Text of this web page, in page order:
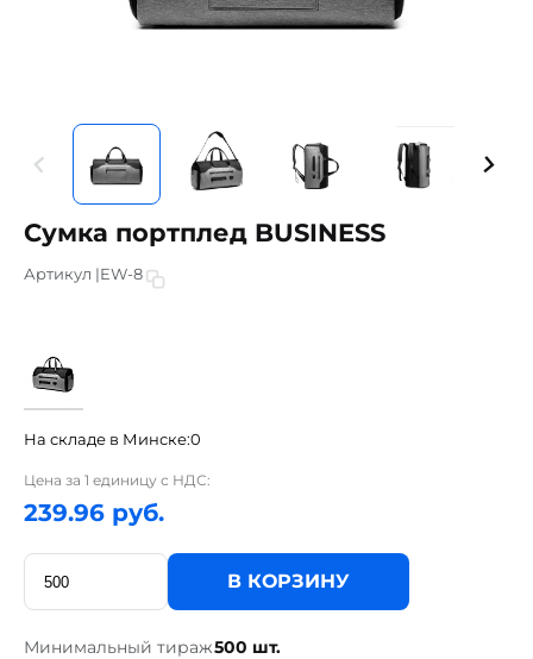
Сумка портплед BUSINESS
Артикул |EW-8
На складе в Минске:0
Цена за 1 единицу с НДС:
239.96 руб.
В КОРЗИНУ
Минимальный тираж500 шт.